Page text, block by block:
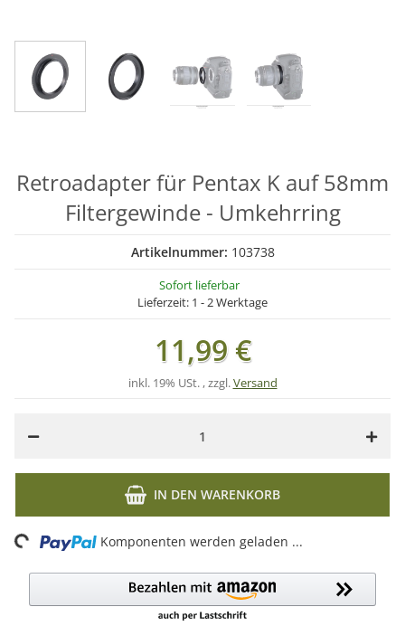
Retroadapter für Pentax K auf 58mm
Filtergewinde - Umkehrring
Artikelnummer: 103738
Sofort lieferbar
Lieferzeit: 1 - 2 Werktage
11,99 €
inkl. 19% USt. , zzgl.Versand
IN DEN WARENKORB
Komponenten werden geladen ...